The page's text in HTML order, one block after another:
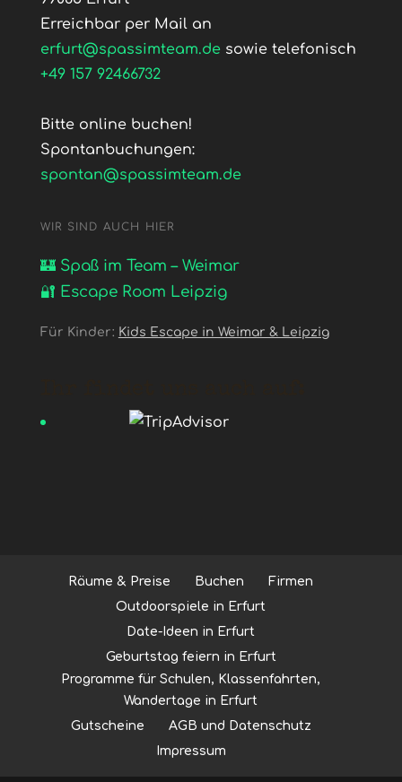
Erreichbar per Mail an
erfurt@spassimteam.de sowie telefonisch
+49 157 92466732
Bitte online buchen!
Spontanbuchungen:
spontan@spassimteam.de
WIR SIND AUCH HIER
🏰 Spaß im Team – Weimar
🔐 Escape Room Leipzig
Für Kinder: Kids Escape in Weimar & Leipzig
Räume & Preise Buchen
Firmen
Outdoorspiele in Erfurt
Date-Ideen in Erfurt
Geburtstag feiern in Erfurt
Programme für Schulen, Klassenfahrten,
Wandertage in Erfurt
Gutscheine
AGB und Datenschutz
Impressum